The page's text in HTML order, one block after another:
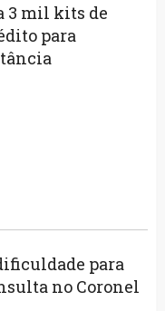
3 mil kits de
para
para
no Coronel